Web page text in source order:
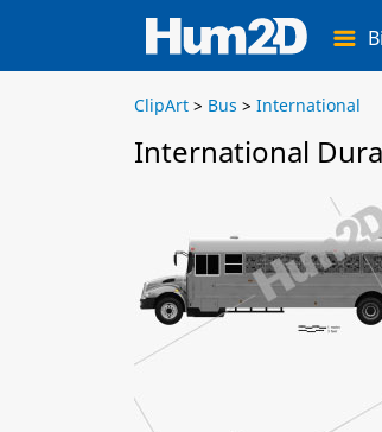
ClipArt > Bus > International
International